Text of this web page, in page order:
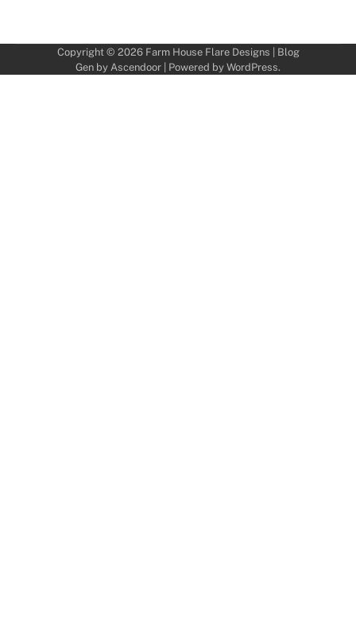
Copyright © 2026 Farm House Flare Designs | Blog
Gen by Ascendoor | Powered by WordPress.